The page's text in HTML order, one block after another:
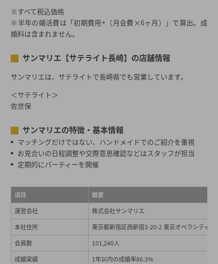
※すべて税込価格
※半年の婚活費は「初期費用+（月会費×6ヶ月）」で算出。成
婚料は含まれません。
サンマリエ【サテライト長崎】の店舗情報
サンマリエは、サテライトで長崎県でも営業しています。
＜サテライト＞
佐世保
サンマリエの特徴・基本情報
マッチングだけではない、ハンドメイドでのご紹介を重視
お見合いの日程調整や交際意思確認などはスタッフが担当
定期的にパーティーを開催
項目
概要
運営会社
株式会社サンマリエ
本社住所
東京都新宿区西新宿3-20-2 東京オペラシティタ
会員数
101,240人
成婚実績
1年以内の成婚率86.3%